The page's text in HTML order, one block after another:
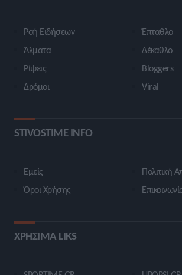
Ροή Ειδήσεων
Άλματα
Ρίψεις
Δρόμοι
Έπταθλο
Δέκαθλο
Bloggers
Viral
STIVOSTIME INFO
Εμείς
Όροι Χρήσης
Πολιτική
ΧΡΗΣΙΜΑ LIKS